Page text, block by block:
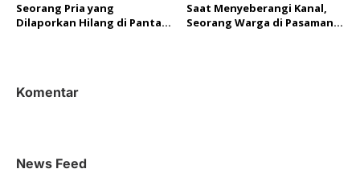
Seorang Pria yang
Dilaporkan Hilang di Pantai
Saat Menyeberangi Kanal,
Seorang Warga di Pasaman
Komentar
News Feed